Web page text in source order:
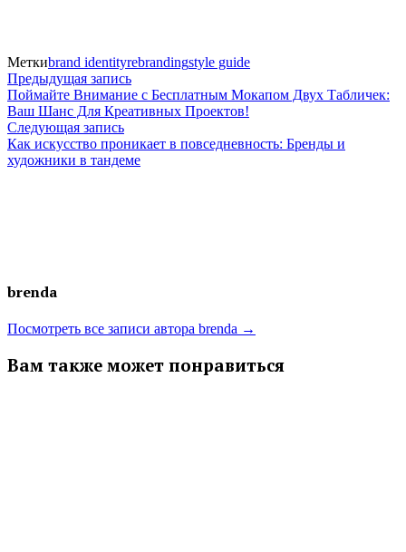
Меткиbrand identityrebrandingstyle guide
Навигация
по
записям
Предыдущая записьПредыдущая
запись:
Поймайте Внимание с Бесплатным Мокапом Двух Табличек:
Ваш Шанс Для Креативных Проектов!
Следующая записьСледующая
запись:
Как искусство проникает в повседневность: Бренды и
художники в тандеме
brenda
Посмотреть все записи автора brenda →
Вам также может понравиться